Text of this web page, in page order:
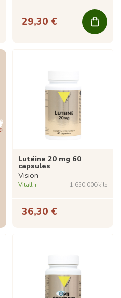
29,30 €
Lutéine 20 mg 60
capsules
Vision
Vitall + 1 650,00€/kilo
36,30 €